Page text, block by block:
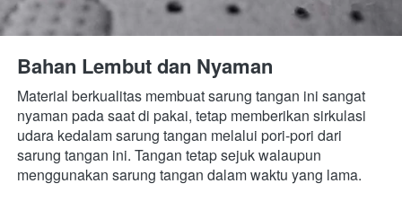
Bahan Lembut dan Nyaman
Material berkualitas membuat sarung tangan ini sangat
nyaman pada saat di pakai, tetap memberikan sirkulasi
udara kedalam sarung tangan melalui pori-pori dari
sarung tangan ini. Tangan tetap sejuk walaupun
menggunakan sarung tangan dalam waktu yang lama.